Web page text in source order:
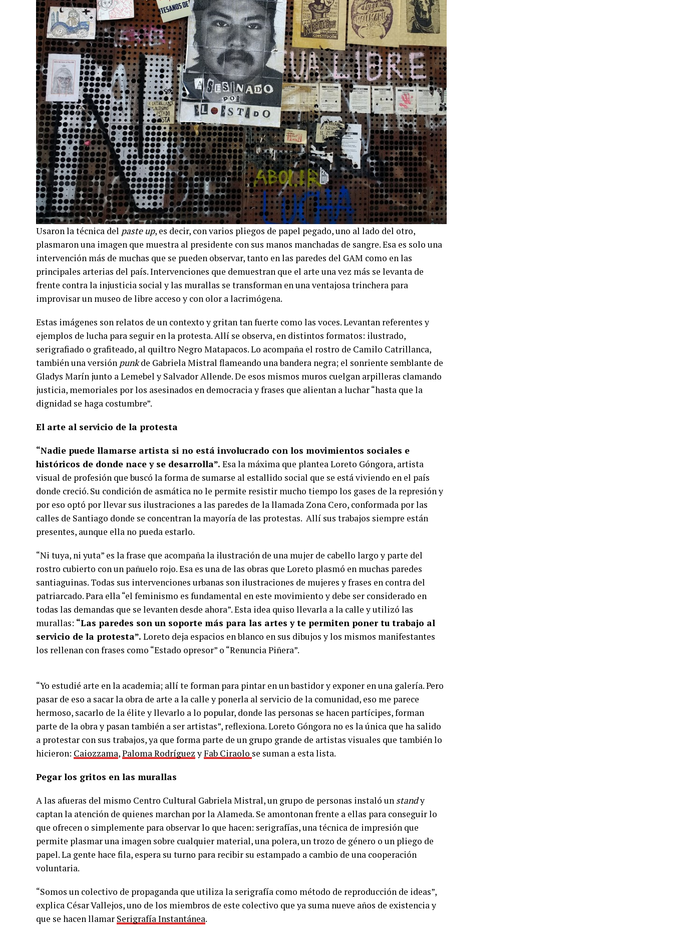
Usaron la técnica del paste up, es decir, con varios pliegos de papel pegado, uno al lado del otro,
plasmaron una imagen que muestra al presidente con sus manos manchadas de sangre. Esa es solo una
intervención más de muchas que se pueden observar, tanto en las paredes del GAM como en las
principales arterias del país. Intervenciones que demuestran que el arte una vez más se levanta de
frente contra la injusticia social y las murallas se transforman en una ventajosa trinchera para
improvisar un museo de libre acceso y con olor a lacrimógena.
Estas imágenes son relatos de un contexto y gritan tan fuerte como las voces. Levantan referentes y
ejemplos de lucha para seguir en la protesta. Allí se observa, en distintos formatos: ilustrado,
serigrafiado o grafiteado, al quiltro Negro Matapacos. Lo acompaña el rostro de Camilo Catrillanca,
también una versión punkde Gabriela Mistral flameando una bandera negra; el sonriente semblante de
Gladys Marín junto a Lemebel y Salvador Allende. De esos mismos muros cuelgan arpilleras clamando
justicia, memoriales por los asesinados en democracia y frases que alientan a luchar “hasta que la
dignidad se haga costumbre”.
El arte al servicio de la protesta
“Nadie puede llamarse artista si no está involucrado con los movimientos sociales e
históricos de donde nace y se desarrolla”. Esa la máxima que plantea Loreto Góngora, artista
visual de profesión que buscó la forma de sumarse al estallido social que se está viviendo en el país
donde creció. Su condición de asmática no le permite resistir mucho tiempo los gases de la represión y
por eso optó por llevar sus ilustraciones a las paredes de la llamada Zona Cero, conformada por las
calles de Santiago donde se concentran la mayoría de las protestas. Allí sus trabajos siempre están
presentes, aunque ella no pueda estarlo.
“Ni tuya, ni yuta” es la frase que acompaña la ilustración de una mujer de cabello largo y parte del
rostro cubierto con un pañuelo rojo. Esa es una de las obras que Loreto plasmó en muchas paredes
santiaguinas. Todas sus intervenciones urbanas son ilustraciones de mujeres y frases en contra del
patriarcado. Para ella “el feminismo es fundamental en este movimiento y debe ser considerado en
todas las demandas que se levanten desde ahora”. Esta idea quiso llevarla a la calle y utilizó las
murallas: “Las paredes son un soporte más para las artes y te permiten poner tu trabajo al
servicio de la protesta”. Loreto deja espacios en blanco en sus dibujos y los mismos manifestantes
los rellenan con frases como “Estado opresor” o “Renuncia Piñera”.
“Yo estudié arte en la academia; allí te forman para pintar en un bastidor y exponer en una galería. Pero
pasar de eso a sacar la obra de arte a la calle y ponerla al servicio de la comunidad, eso me parece
hermoso, sacarlo de la élite y llevarlo a lo popular, donde las personas se hacen partícipes, forman
parte de la obra y pasan también a ser artistas”, reflexiona. Loreto Góngora no es la única que ha salido
a protestar con sus trabajos, ya que forma parte de un grupo grande de artistas visuales que también lo
hicieron: Caiozzama,Paloma RodríguezyFab Ciraolo se suman a esta lista.
Pegar los gritos en las murallas
A las afueras del mismo Centro Cultural Gabriela Mistral, un grupo de personas instaló un standy
captan la atención de quienes marchan por la Alameda. Se amontonan frente a ellas para conseguir lo
que ofrecen o simplemente para observar lo que hacen: serigrafías, una técnica de impresión que
permite plasmar una imagen sobre cualquier material, una polera, un trozo de género o un pliego de
papel. La gente hace fila, espera su turno para recibir su estampado a cambio de una cooperación
voluntaria.
“Somos un colectivo de propaganda que utiliza la serigrafía como método de reproducción de ideas”,
explica César Vallejos, uno de los miembros de este colectivo que ya suma nueve años de existencia y
que se hacen llamar Serigrafía Instantánea.